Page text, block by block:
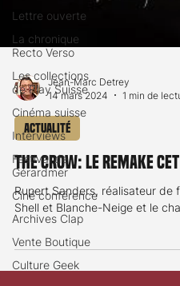
Lettre ouverte
La chronique
Recto Verso
Les collections
de Play Suisse
Cinéma suisse
Interviews
Festival de
Gérardmer
Ciné conférence
Archives Clap
Vente Boutique
Culture Geek
Jean-Marc Detrey
14 mars 2024
Actualité
The Crow: le remake
Rupert Sanders, réalisateur de
Shell et Blanche-Neige et le